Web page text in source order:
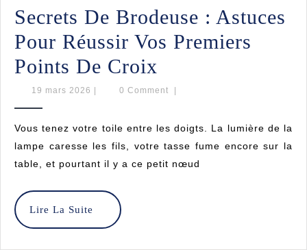
Astuces
Et
Secrets De Brodeuse : Astuces
Pour Réussir Vos Premiers
Points De Croix
De
:
Astuces
19 mars 2026 19
0 Comment
Vous tenez votre toile entre les doigts. La lumière de la
lampe caresse les fils, votre tasse fume encore sur la
table, et pourtant il y a ce petit nœud
Lire La Suite
Lire
La